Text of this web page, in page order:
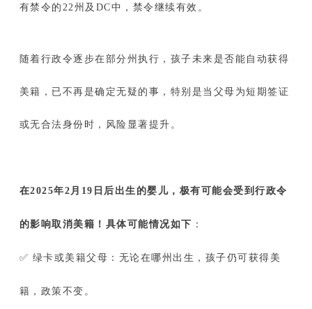
有禁令的22州及DC中，禁令继续有效。
随着行政令逐步在部分州执行，孩子未来是否能自动获得
美籍，已不再是确定无疑的事，特别是当父母为短期签证
或无合法身份时，风险显著提升。
在2025年2月19日后出生的婴儿，极有可能会受到行政令
的影响取消美籍！具体可能情况如下 ：
✅ 绿卡或美籍父母：无论在哪州出生，孩子仍可获得美
籍，政策不变。